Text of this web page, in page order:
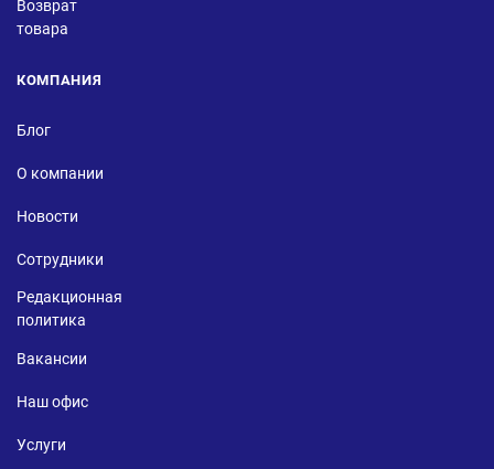
Возврат
товара
КОМПАНИЯ
Блог
О компании
Новости
Сотрудники
Редакционная
политика
Вакансии
Наш офис
Услуги